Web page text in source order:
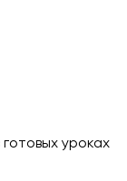
готовых уроках